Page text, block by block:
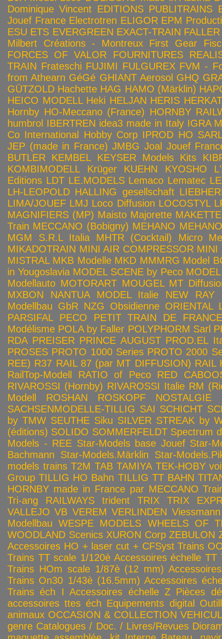
Dominique Vincent EDITIONS PUBLITRAINS
Jouef France Electrotren ELIGOR EPM
ESU ETS EVERGREEN EXACT-TRAIN FALLER
Milbert Créations - Montreux First Gear
FORCES OF VALOR
FOURNITURES
TRAIN Frateschi FUJIMI FULGUREX FVM -
from Athearn GéGé GHIANT Aerosol GHQ
GÜTZOLD Hachette HAG HAMO (Märklin)
HEICO MODELL Heki HELJAN HERIS HERKAT
Hornby HO-Meccano (France) HORNBY
humbrol IBERTREN idea3 made in Italy IGRA
Co International Hobby Corp IPROD HO
JEP (made in France) JMBG Joal Jouef
BUTLER
KEMBEL KEYSER Models Kits
KOMBIMODELL
Krüger KUEHN KYOSHO
Editions LDT LE.MODELS Lemaco Lematec
LH-LEOPOLD HALLING gesellschaft
LIMA/JOUEF LMJ Loco Diffusion LOCOSTYL
MAGNIFIERS (MP) Maisto Majorette MAKETTE
Train MECCANO (Bobigny) MEHANO
MGM S.R.L Italia
MHTR (Cocktail)
Micro
MIKADOTRAIN MINI AIR COMPRESSOR MINI
MISTRAL MKB Modelle MKD MMMRG Model
in Yougoslavia MODEL SCENE by Peco
Modellauto MOTORART MOUGEL MT
MXBON
NANTUA MODEL Italie NEW RAY
Modellbau GbR NZG Obsidienne ORIENTAL
PARSIFAL
PECO
PETIT TRAIN DE FRANCE
Modélisme POLA by Faller POLYPHORM Sarl
RDA PREISER PRINCE AUGUST PROD.EL
PROSES PROTO 1000 Series PROTO 2000
REE) R37 RAIL 87 (par MT DIFFUSION) RAIL
RailTop-Modell
RATIO of Peco
RED
RIVAROSSI (Hornby) RIVAROSSI Italie RM
Modell
ROSHAN ROSKOPF NOSTALGIE
SACHSENMODELLE-TILLIG SAI SCHICHT
by TMW SEUTHE Siku SILVER STREAK by
(éditions) SOLIDO SOMMERFELDT Spectrum
Models - REE Star-Models base Jouef Star-
Bachmann
Star-Models.Märklin
Star-
models trains T2M TAB TAMIYA TEK-HOBY
Group TILLIG HO Bahn TILLIG TT BAHN
HORNBY made in France par MECCANO
Tri-ang RAILWAYS
trident TRIX
TRIX
VALLEJO VB VEREM VERLINDEN Viessmann
Modellbau WESPE MODELS WHEELS OF
WOODLAND Scenics XURON Corp ZEBULON
Accessoires HO + laser cut + CFSyst Trains
Trains TT scale 1/120è Accessoires échelle TT
Trains HOm scale 1/87è (12 mm)
Trains On30 1/43è (16.5mm) Accessoires
Trains éch I Accessoires échelle Z Pièces
accessoires ttes éch Equipements digital
animaux OCCASION & COLLECTION
genre Catalogues / Doc. / Livres/Revues